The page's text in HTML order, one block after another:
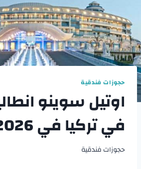
حجوزات فندقية
اوتيل سوينو
في تركيا في 2026
حجوزات فندقية